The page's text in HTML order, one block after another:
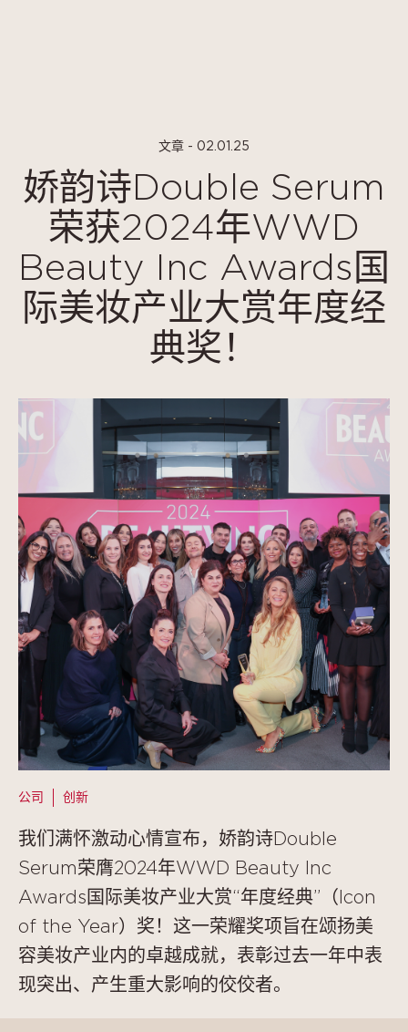
文章 - 02.01.25
娇韵诗Double Serum
荣获2024年WWD
Beauty Inc Awards国
际美妆产业大赏年度经
典奖！
公司 创新
我们满怀激动心情宣布，娇韵诗Double
Serum荣膺2024年WWD Beauty Inc
Awards国际美妆产业大赏“年度经典”（Icon
of the Year）奖！这一荣耀奖项旨在颂扬美
容美妆产业内的卓越成就，表彰过去一年中表
现突出、产生重大影响的佼佼者。